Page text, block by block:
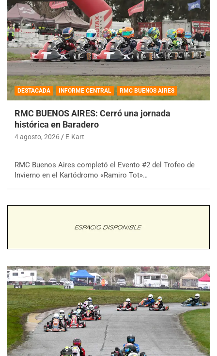
DESTACADA INFORME CENTRAL RMC BUENOS AIRES
RMC BUENOS AIRES: Cerró una jornada
histórica en Baradero
4 agosto, 2026 E-Kart
RMC Buenos Aires completó el Evento #2 del Trofeo de
Invierno en el Kartódromo «Ramiro Tot»…